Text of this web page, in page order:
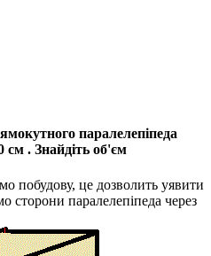
паралелепіпеда
см . Знайдіть об'єм
побудову, це дозволить уявити
сторони паралелепіпеда через